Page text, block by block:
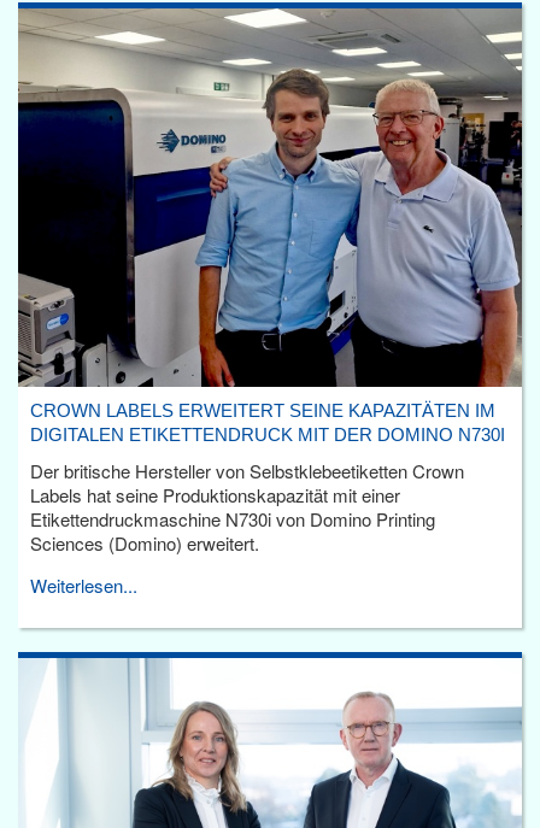
CROWN LABELS ERWEITERT SEINE KAPAZITÄTEN IM
DIGITALEN ETIKETTENDRUCK MIT DER DOMINO N730I
Der britische Hersteller von Selbstklebeetiketten Crown
Labels hat seine Produktionskapazität mit einer
Etikettendruckmaschine N730i von Domino Printing
Sciences (Domino) erweitert.
Weiterlesen...